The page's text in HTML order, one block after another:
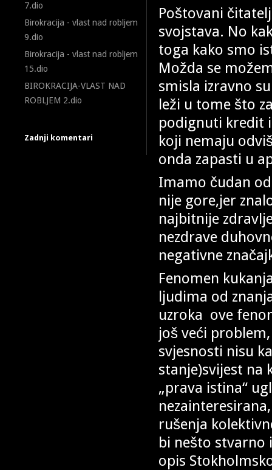
7.dio
Birokracija - vlast nad robljem
9.dio
Birokracija - vlast nad robljem
15.dio
BIROKRACIJA-VLAST NAD
ROBLJEM 2.dio
Zadnji komentari
Poštovani
svojstava. No
toga kako smo
Možda se
smisla izravno
leži u tome što
podignuti kredit
koji nemaju
onda zapasti u
Imamo čudan
nije gore,jer
najbitnije
nezdrave
negativne
Fenomen
ljudima od
uzroka ove
još veći
svjesnosti nisu
stanje)svijest na
„prava istina“
rušenja
bi nešto stvarno
opis